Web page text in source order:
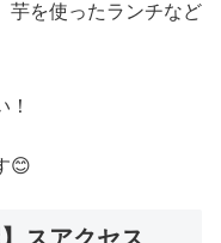
芋を使ったランチなど
😊